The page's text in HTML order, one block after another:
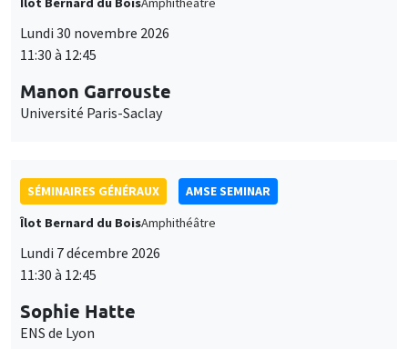
Lundi 30 novembre 2026
11:30 à 12:45
Manon Garrouste
Université Paris-Saclay
SÉMINAIRES GÉNÉRAUX
AMSE SEMINAR
Îlot Bernard du BoisAmphithéâtre
Lundi 7 décembre 2026
11:30 à 12:45
Sophie Hatte
ENS de Lyon